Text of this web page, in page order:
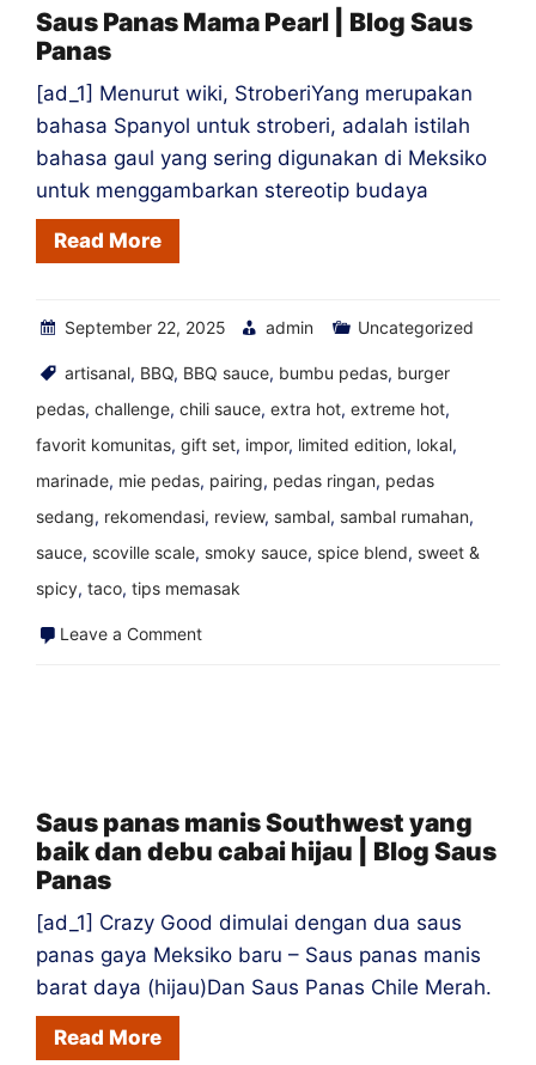
Pepper
Saus Panas Mama Pearl | Blog Saus
Panas
[ad_1] Menurut wiki, StroberiYang merupakan
bahasa Spanyol untuk stroberi, adalah istilah
bahasa gaul yang sering digunakan di Meksiko
untuk menggambarkan stereotip budaya
Read More
September 22, 2025 admin Uncategorized
artisanal, BBQ, BBQ sauce, bumbu pedas, burger
pedas, challenge, chili sauce, extra hot, extreme hot,
favorit komunitas, gift set, impor, limited edition, lokal,
marinade, mie pedas, pairing, pedas ringan, pedas
sedang, rekomendasi, review, sambal, sambal rumahan,
sauce, scoville scale, smoky sauce, spice blend, sweet &
spicy, taco, tips memasak
Leave a Commenton
Blog
Panas
Saus panas manis Southwest yang
baik dan debu cabai hijau | Blog Saus
Panas
[ad_1] Crazy Good dimulai dengan dua saus
panas gaya Meksiko baru – Saus panas manis
barat daya (hijau)Dan Saus Panas Chile Merah.
Read More